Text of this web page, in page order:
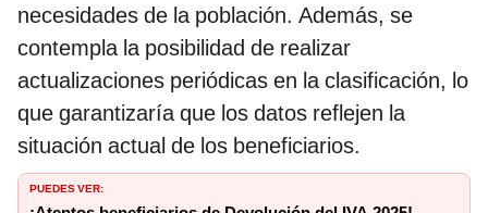
necesidades de la población. Además, se
contempla la posibilidad de realizar
actualizaciones periódicas en la clasificación, lo
que garantizaría que los datos reflejen la
situación actual de los beneficiarios.
PUEDES VER: